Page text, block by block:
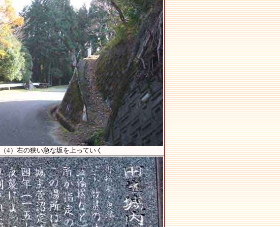
（4）右の狭い急な坂を上っていく